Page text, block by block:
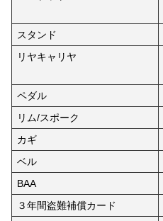
スタンド
リヤキャリヤ
ペダル
リム/スポーク
カギ
ベル
BAA
３年間盗難補償カード